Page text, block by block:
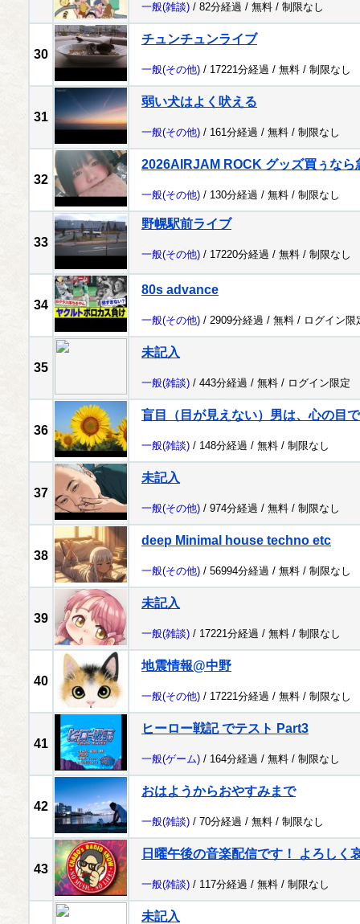
一般(雑談) / 82分経過 / 無料 / 制限なし
30
チュンチュンライブ
一般(その他) / 17221分経過 / 無料 / 制限なし
31
弱い犬はよく吠える
一般(その他) / 161分経過 / 無料 / 制限なし
32
2026AIRJAM ROCK グッズ買ぅなら
一般(その他) / 130分経過 / 無料 / 制限なし
33
野幌駅前ライブ
一般(その他) / 17220分経過 / 無料 / 制限なし
34
80s advance
一般(その他) / 2909分経過 / 無料 / ログイン限
35
未記入
一般(雑談) / 443分経過 / 無料 / ログイン限定
36
盲目（目が見えない）男は、心の目
一般(雑談) / 148分経過 / 無料 / 制限なし
37
未記入
一般(その他) / 974分経過 / 無料 / 制限なし
38
deep Minimal house techno etc
一般(その他) / 56994分経過 / 無料 / 制限なし
39
未記入
一般(雑談) / 17221分経過 / 無料 / 制限なし
40
地震情報@中野
一般(その他) / 17221分経過 / 無料 / 制限なし
41
ヒーロー戦記 でテスト Part3
一般(ゲーム) / 164分経過 / 無料 / 制限なし
42
おはようからおやすみまで
一般(雑談) / 70分経過 / 無料 / 制限なし
43
日曜午後の音楽配信です！ よろし
一般(雑談) / 117分経過 / 無料 / 制限なし
未記入